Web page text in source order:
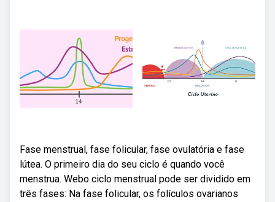
Fase menstrual, fase folicular, fase ovulatória e fase
lútea. O primeiro dia do seu ciclo é quando você
menstrua. Webo ciclo menstrual pode ser dividido em
três fases: Na fase folicular, os folículos ovarianos